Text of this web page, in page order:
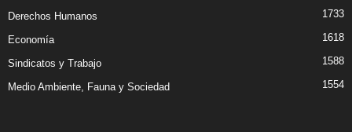
Derechos Humanos 1733
Economía 1618
Sindicatos y Trabajo 1588
Medio Ambiente, Fauna y Sociedad 1554